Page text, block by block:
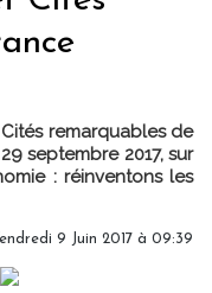
remarquables de
septembre 2017, sur
: réinventons les
9 Juin 2017 à 09:39